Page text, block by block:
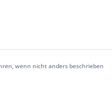
wenn nicht anders beschrieben